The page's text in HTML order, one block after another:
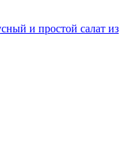
и простой салат из